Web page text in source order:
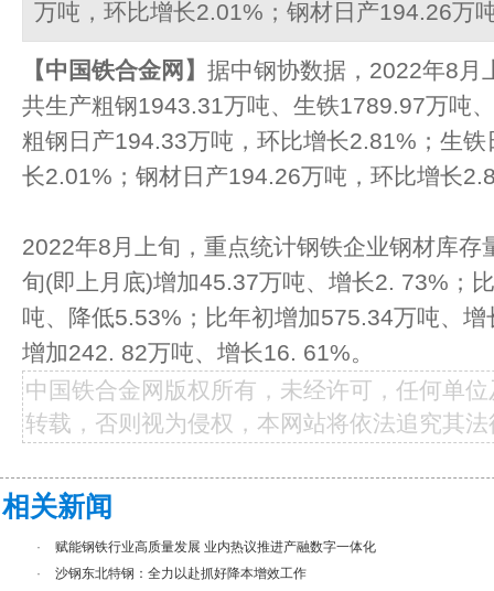
万吨，环比增长2.01%；钢材日产194.26万
【中国铁合金网】 据中钢协数据，2022年8月
共生产粗钢1943.31万吨、生铁1789.97万吨
粗钢日产194.33万吨，环比增长2.81%；生
长2.01%；钢材日产194.26万吨，环比增长
2022年8月上旬，重点统计钢铁企业钢材库存
旬(即上月底)增加45.37万吨、增长2. 73%；
吨、降低5.53%；比年初增加575.34万吨、
增加242. 82万吨、增长16. 61%。
中国铁合金网版权所有，未经许可，任何单
转载，否则视为侵权，本网站将依法追究其
相关新闻
·
赋能钢铁行业高质量发展 业内热议推进产融数字一体化
·
沙钢东北特钢：全力以赴抓好降本增效工作